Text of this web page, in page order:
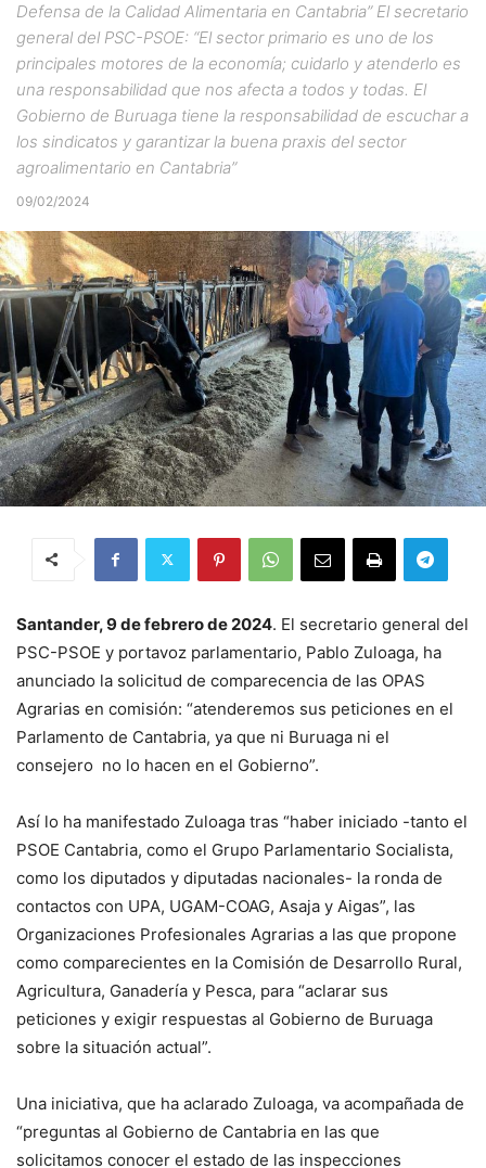
Defensa de la Calidad Alimentaria en Cantabria” El secretario
general del PSC-PSOE: “El sector primario es uno de los
principales motores de la economía; cuidarlo y atenderlo es
una responsabilidad que nos afecta a todos y todas. El
Gobierno de Buruaga tiene la responsabilidad de escuchar a
los sindicatos y garantizar la buena praxis del sector
agroalimentario en Cantabria”
09/02/2024
Santander, 9 de febrero de 2024. El secretario general del
PSC-PSOE y portavoz parlamentario, Pablo Zuloaga, ha
anunciado la solicitud de comparecencia de las OPAS
Agrarias en comisión: “atenderemos sus peticiones en el
Parlamento de Cantabria, ya que ni Buruaga ni el
consejero no lo hacen en el Gobierno”.
Así lo ha manifestado Zuloaga tras “haber iniciado -tanto el
PSOE Cantabria, como el Grupo Parlamentario Socialista,
como los diputados y diputadas nacionales- la ronda de
contactos con UPA, UGAM-COAG, Asaja y Aigas”, las
Organizaciones Profesionales Agrarias a las que propone
como comparecientes en la Comisión de Desarrollo Rural,
Agricultura, Ganadería y Pesca, para “aclarar sus
peticiones y exigir respuestas al Gobierno de Buruaga
sobre la situación actual”.
Una iniciativa, que ha aclarado Zuloaga, va acompañada de
“preguntas al Gobierno de Cantabria en las que
solicitamos conocer el estado de las inspecciones